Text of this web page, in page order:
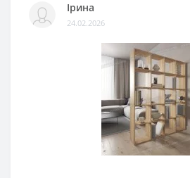
Ірина
24.02.2026